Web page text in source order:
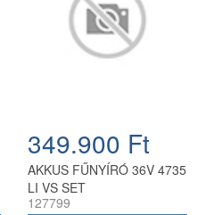
349.900 Ft
AKKUS FŰNYÍRÓ 36V 4735
LI VS SET
127799